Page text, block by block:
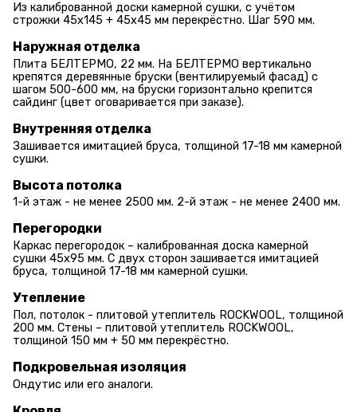
Из калиброванной доски камерной сушки, с учётом
строжки 45х145 + 45х45 мм перекрёстно. Шаг 590 мм.
Наружная отделка
Плита БЕЛТЕРМО, 22 мм. На БЕЛТЕРМО вертикально
крепятся деревянные бруски (вентилируемый фасад) с
шагом 500-600 мм, на бруски горизонтально крепится
сайдинг (цвет оговаривается при заказе).
Внутренняя отделка
Зашивается имитацией бруса, толщиной 17-18 мм камерной
сушки.
Высота потолка
1-й этаж - не менее 2500 мм. 2-й этаж - не менее 2400 мм.
Перегородки
Каркас перегородок – калиброванная доска камерной
сушки 45х95 мм. С двух сторон зашивается имитацией
бруса, толщиной 17-18 мм камерной сушки.
Утепление
Пол, потолок - плитовой утеплитель ROCKWOOL, толщиной
200 мм. Стены – плитовой утеплитель ROCKWOOL,
толщиной 150 мм + 50 мм перекрёстно.
Подкровельная изоляция
Ондутис или его аналоги.